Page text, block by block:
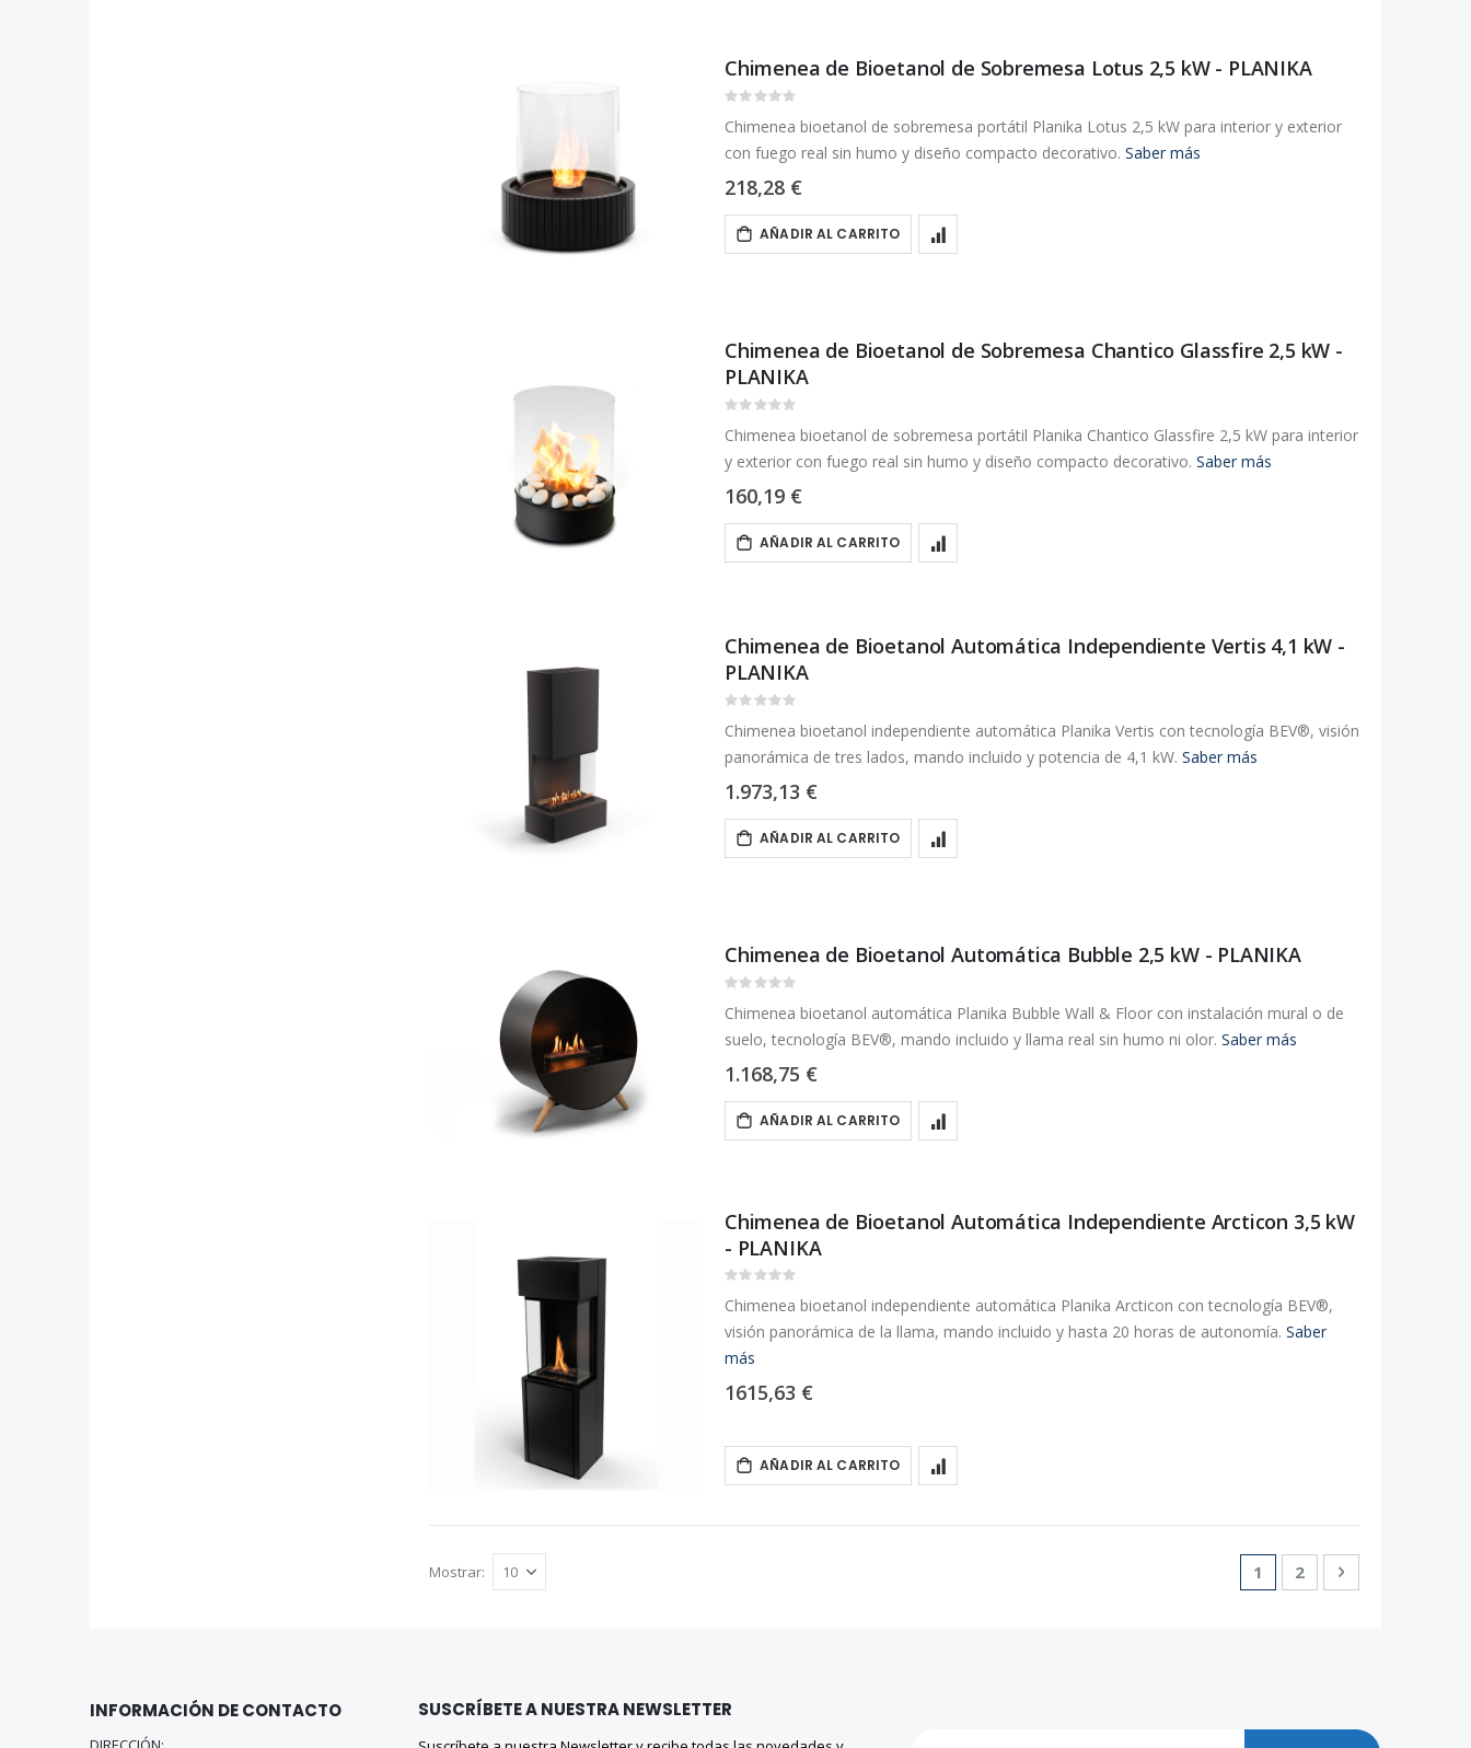
Chimenea de Bioetanol de Sobremesa Lotus 2,5 kW - PLANIKA
Rating:
Chimenea bioetanol de sobremesa portátil Planika Lotus 2,5 kW para interior y exterior
con fuego real sin humo y diseño compacto decorativo. Saber más
218,28 €
AÑADIR AL CARRITO
Chimenea de Bioetanol de Sobremesa Chantico Glassfire 2,5 kW -
PLANIKA
Rating:
Chimenea bioetanol de sobremesa portátil Planika Chantico Glassfire 2,5 kW para interior
y exterior con fuego real sin humo y diseño compacto decorativo. Saber más
160,19 €
AÑADIR AL CARRITO
Chimenea de Bioetanol Automática Independiente Vertis 4,1 kW -
PLANIKA
Rating:
Chimenea bioetanol independiente automática Planika Vertis con tecnología BEV®, visión
panorámica de tres lados, mando incluido y potencia de 4,1 kW. Saber más
1.973,13 €
AÑADIR AL CARRITO
Chimenea de Bioetanol Automática Bubble 2,5 kW - PLANIKA
Rating:
Chimenea bioetanol automática Planika Bubble Wall & Floor con instalación mural o de
suelo, tecnología BEV®, mando incluido y llama real sin humo ni olor. Saber más
1.168,75 €
AÑADIR AL CARRITO
Chimenea de Bioetanol Automática Independiente Arcticon 3,5 kW
- PLANIKA
Rating:
Chimenea bioetanol independiente automática Planika Arcticon con tecnología BEV®,
visión panorámica de la llama, mando incluido y hasta 20 horas de autonomía. Saber
más
1615,63 €
AÑADIR AL CARRITO
Página
Actualmente estás
1 Página
2 Página
Siguiente
Mostrar
INFORMACIÓN DE CONTACTO SUSCRÍBETE A NUESTRA NEWSLETTER